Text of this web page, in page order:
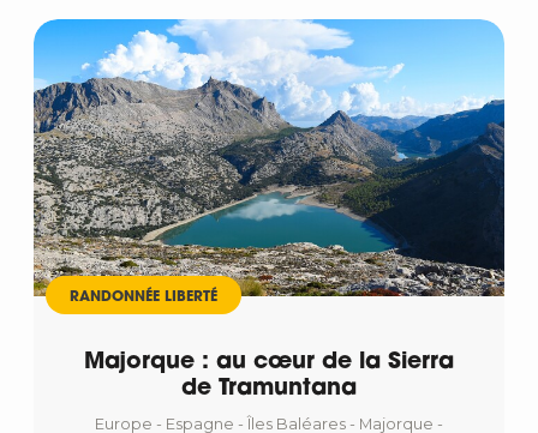
RANDONNÉE LIBERTÉ
Majorque : au cœur de la Sierra
de Tramuntana
Europe - Espagne - Îles Baléares - Majorque -